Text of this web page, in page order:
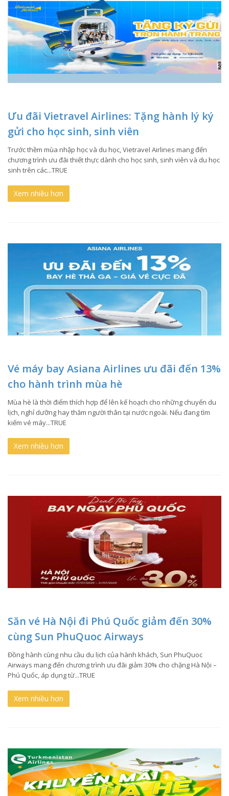
Ưu đãi Vietravel Airlines: Tặng hành lý ký
gửi cho học sinh, sinh viên
Trước thềm mùa nhập học và du học, Vietravel Airlines mang đến
chương trình ưu đãi thiết thực dành cho học sinh, sinh viên và du học
sinh trên các...TRUE
Xem nhiều hơn
Vé máy bay Asiana Airlines ưu đãi đến 13%
cho hành trình mùa hè
Mùa hè là thời điểm thích hợp để lên kế hoạch cho những chuyến du
lịch, nghỉ dưỡng hay thăm người thân tại nước ngoài. Nếu đang tìm
kiếm vé máy...TRUE
Xem nhiều hơn
Săn vé Hà Nội đi Phú Quốc giảm đến 30%
cùng Sun PhuQuoc Airways
Đồng hành cùng nhu cầu du lịch của hành khách, Sun PhuQuoc
Airways mang đến chương trình ưu đãi giảm 30% cho chặng Hà Nội –
Phú Quốc, áp dụng từ...TRUE
Xem nhiều hơn